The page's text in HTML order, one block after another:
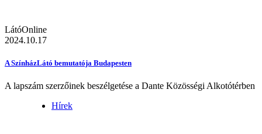
LátóOnline
2024.10.17
A SzínházLátó bemutatója Budapesten
A lapszám szerzőinek beszélgetése a Dante Közösségi Alkotótérben
Hírek